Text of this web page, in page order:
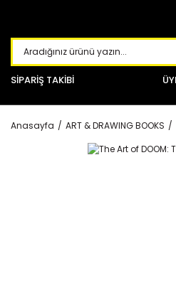
SİPARİŞ TAKİBİ
Anasayfa ART & DRAWING BOOKS